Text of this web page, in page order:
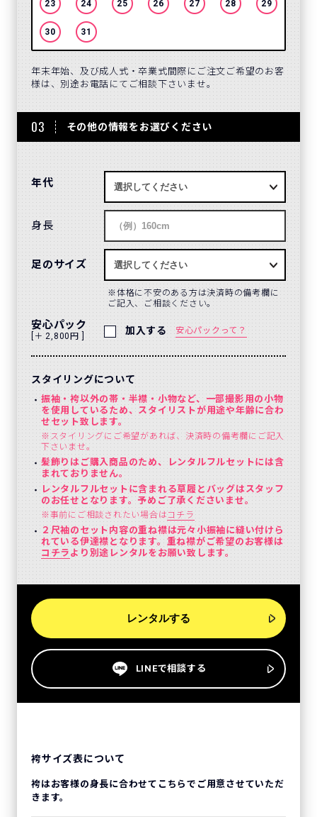
23 24 25 26 27 28 29
30 31
27
年末年始、及び成人式・卒業式間際にご注文ご希望のお客
様は、別途お電話にてご相談下さいませ。
03 その他の情報をお選びください
年代
身長
足のサイズ
体格に不安のある方は決済時の備考欄に
ご記入、ご相談ください。
安心パック
[＋ 2,800円 ] 加入する 安心パックって？
スタイリングについて
振袖・袴以外の帯・半襟・小物など、一部撮影用の小物
を使用しているため、スタイリストが用途や年齢に合わ
せセット致します。
※スタイリングにご希望があれば、決済時の備考欄にご記入
下さいませ。
髪飾りはご購入商品のため、レンタルフルセットには含
まれておりません。
レンタルフルセットに含まれる草履とバッグはスタッフ
のお任せとなります。予めご了承くださいませ。
※事前にご相談されたい場合はコチラ
２尺袖のセット内容の重ね襟は元々小振袖に縫い付けら
れている伊達襟となります。重ね襟がご希望のお客様は
コチラ より別途レンタルをお願い致します。
レンタルする
LINEで相談する
袴サイズ表について
袴はお客様の身長に合わせてこちらでご用意させていただ
きます。